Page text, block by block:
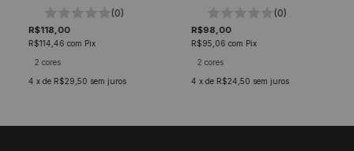
(0)
R$118,00
R$114,46com Pix
2 cores
4 x de R$29,50 sem juros
(0)
R$98,00
R$95,06com Pix
2 cores
4 x de R$24,50 sem juros